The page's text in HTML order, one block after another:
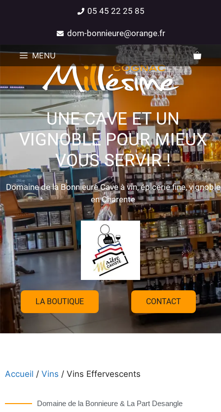
05 45 22 25 85
dom-bonnieure@orange.fr
MENU
UNE CAVE ET UN
VIGNOBLE POUR MIEUX
VOUS SERVIR !
Domaine de la Bonnieure Cave à vin, épicerie fine, vignoble
en Charente
LA BOUTIQUE CONTACT
Accueil / Vins / Vins Effervescents
Domaine de la Bonnieure & La Part Desangle